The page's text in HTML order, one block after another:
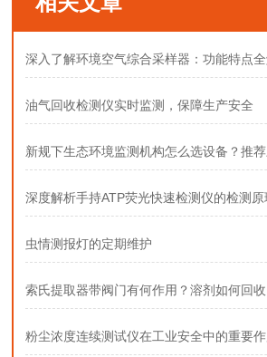
深入了解环境空气综合采样器：功能特点
油气回收检测仪实时监测，保障生产安全
深度解析手持ATP荧光快速检测仪的检测原
虫情测报灯的定期维护
索氏提取器带阀门有何作用？溶剂如何回收
粉尘浓度连续测试仪在工业安全中的重要作